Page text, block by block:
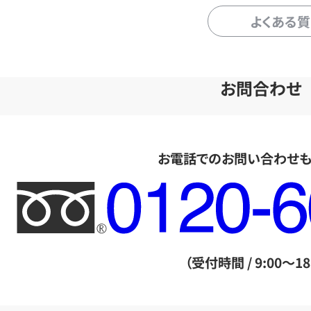
よくある
お問合わせ
お電話でのお問い合わせ
フ
リ
ー
（受付時間 / 9:00～